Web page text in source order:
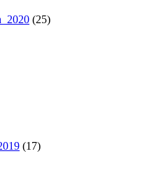
(25)
(17)